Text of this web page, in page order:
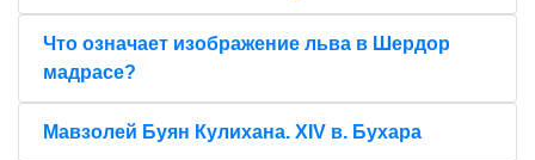
Что означает изображение льва в Шердор
мадрасе?
Мавзолей Буян Кулихана. XIV в. Бухара